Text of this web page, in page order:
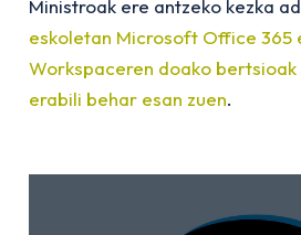
Ministroak ere antzeko kezka
eskoletan Microsoft Office 365
Workspaceren doako
erabili behar esan zuen.